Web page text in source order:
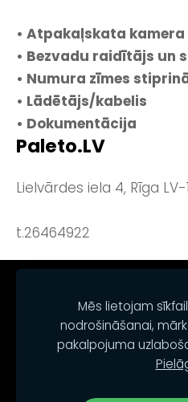
Paleto.LV
Lielvārdes iela 4, Rīga LV-
t.26464922
• Atpakaļskata kamera
• Bezvadu raidītājs un
• Numura zīmes
• Lādētājs/kabelis
• Dokumentācija
Mēs lietojam
nodrošināšanai,
pakalpojuma